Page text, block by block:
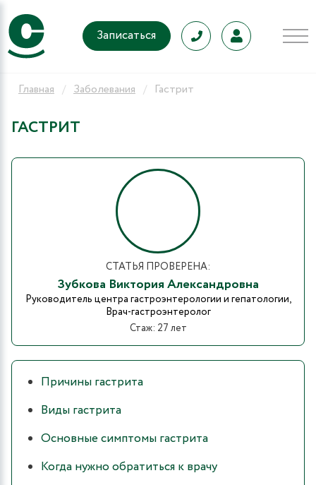
Записаться
Главная Заболевания Гастрит
ГАСТРИТ
СТАТЬЯ ПРОВЕРЕНА:
Зубкова Виктория Александровна
Руководитель центра гастроэнтерологии и гепатологии,
Врач-гастроэнтеролог
Стаж: 27 лет
Причины гастрита
Виды гастрита
Основные симптомы гастрита
Когда нужно обратиться к врачу